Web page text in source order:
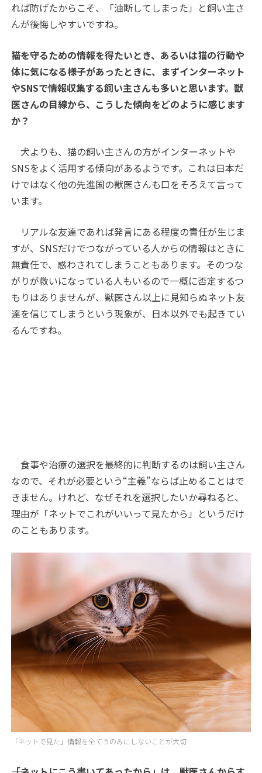
れば防げたからこそ、「油断してしまった」と飼い主さ
んが後悔しやすいですね。
――猫を守るための情報を得たいとき、あるいは猫の行動や
体に気になる様子があったときに、まずインターネット
やSNSで情報収集する飼い主さんも多いと思います。獣
医さんの目線から、こうした傾向をどのように感じます
か？
犬よりも、猫の飼い主さんの方がインターネットや
SNSをよく活用する傾向があるようです。これは日本だ
けではなく他の先進国の獣医さんも口をそろえて言って
います。
リアルな友達であれば発言にある程度の責任が生じま
すが、SNSだけでつながっている人からの情報はときに
無責任で、惑わされてしまうこともあります。そのつな
がりが救いになっている人もいるので一概に否定するつ
もりはありませんが、獣医さん以上に見知らぬネット友
達を信じてしまうという現象が、日本以外でも起きてい
るんですね。
食事や治療の選択を最終的に判断するのは飼い主さん
なので、それが必要という“主義”ならば止めることはで
きません。けれど、なぜそれを選択したいか尋ねると、
理由が「ネットでこれがいいって見たから」というだけ
のこともあります。
「ネットで見た」情報を全てうのみにしないことが大切